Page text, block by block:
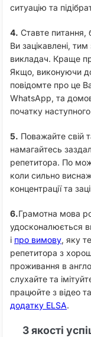
ситуацію та
4. Ставте питання,
Ви зацікавлені,
викладач. Краще
Якщо, виконуючи
повідомте про це
WhatsApp, та
початку
5. Поважайте свій
намагайтесь
репетитора. По
коли сильно
концентрації та
6.Грамотна мова
удосконалюється
і про вимову, яку
репетитора з
проживання в
слухайте та
працюйте з відео
додатку ELSA.
3 якості